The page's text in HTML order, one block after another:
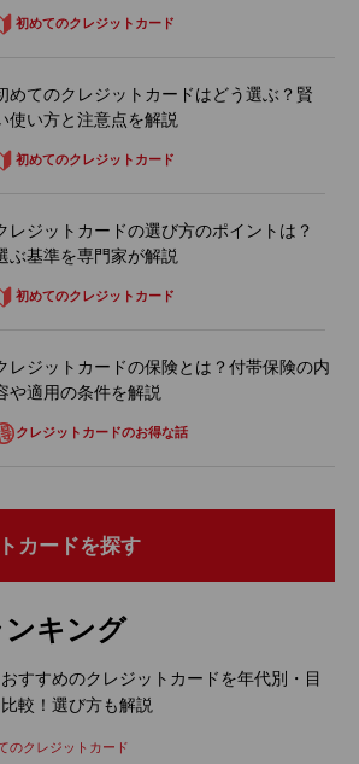
初めてのクレジットカード
めてのクレジットカードはどう選ぶ？賢
使い方と注意点を解説
初めてのクレジットカード
レジットカードの選び方のポイントは？
ぶ基準を専門家が解説
初めてのクレジットカード
レジットカードの保険とは？付帯保険の内
や適用の条件を解説
クレジットカードのお得な話
カードを探す
ンキング
すすめのクレジットカードを年代別・目
較！選び方も解説
のクレジットカード